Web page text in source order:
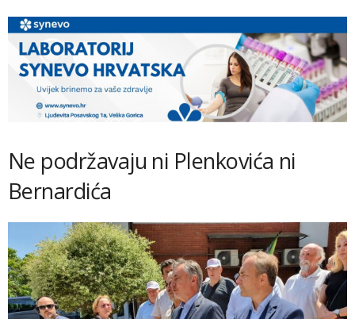
Ne podržavaju ni Plenkovića ni
Bernardića